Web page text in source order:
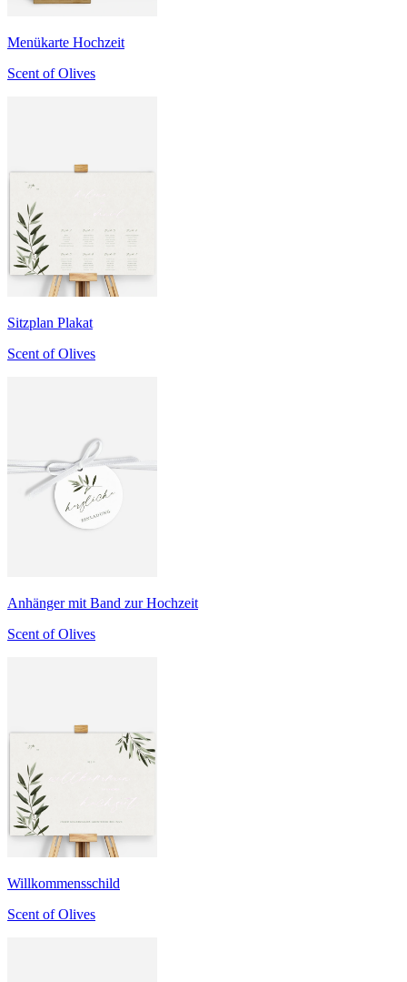
Menükarte Hochzeit
Scent of Olives
Sitzplan Plakat
Scent of Olives
Anhänger mit Band zur Hochzeit
Scent of Olives
Willkommensschild
Scent of Olives